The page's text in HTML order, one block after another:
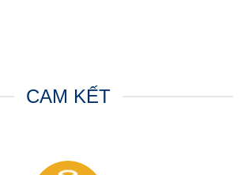
CAM KẾT